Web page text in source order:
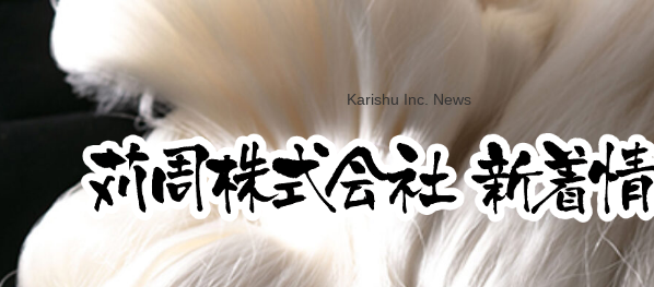
Karishu Inc. News